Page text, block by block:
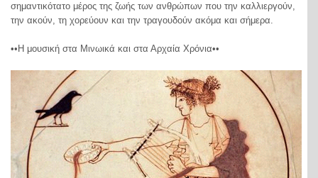
σημαντικότατο μέρος της ζωής των ανθρώπων που την καλλιεργούν,
την ακούν, τη χορεύουν και την τραγουδούν ακόμα και σήμερα.
••Η μουσική στα Μινωικά και στα Αρχαία Χρόνια••